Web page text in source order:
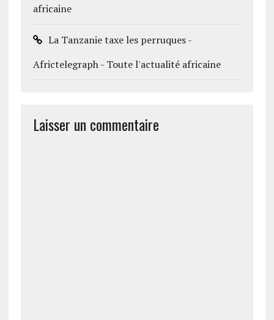
africaine
La Tanzanie taxe les perruques -
Africtelegraph - Toute l'actualité africaine
Laisser un commentaire